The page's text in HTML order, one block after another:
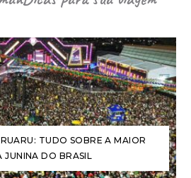
TUDO SOBRE A MAIOR
JUNINA DO BRASIL